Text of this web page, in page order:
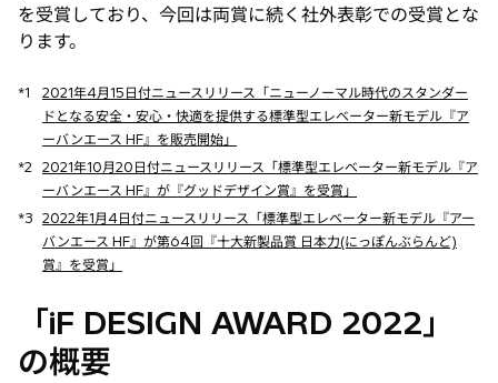
を受賞しており、今回は両賞に続く社外表彰での受賞とな
ります。
*1
2021年4月15日付ニュースリリース「ニューノーマル時代のスタンダー
ドとなる安全・安心・快適を提供する標準型エレベーター新モデル『ア
ーバンエース HF』を販売開始」
*2 2021年10月20日付ニュースリリース「標準型エレベーター新モデル『ア
ーバンエース HF』が『グッドデザイン賞』を受賞」
*3 2022年1月4日付ニュースリリース「標準型エレベーター新モデル『アー
バンエース HF』が第64回『十大新製品賞 日本力(にっぽんぶらんど)
賞』を受賞」
「iF DESIGN AWARD 2022」
の概要